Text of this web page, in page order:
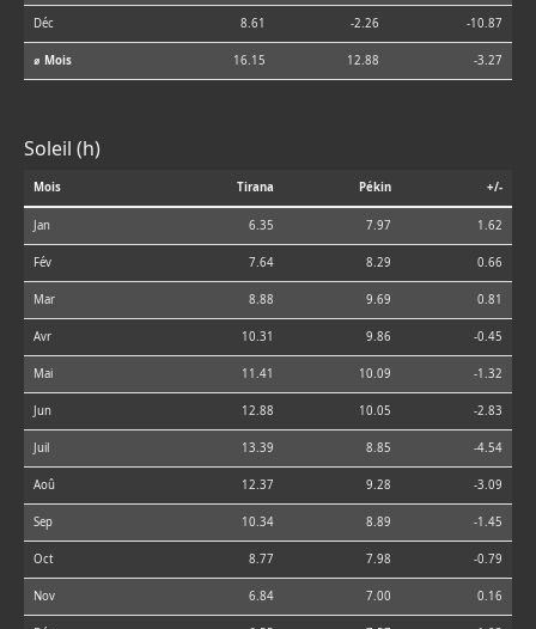
Déc 8.61 -2.26 -10.87
⌀ Mois 16.15 12.88 -3.27
Soleil (h)
Mois Tirana Pékin +/-
Jan 6.35 7.97 1.62
Fév 7.64 8.29 0.66
Mar 8.88 9.69 0.81
Avr 10.31 9.86 -0.45
Mai 11.41 10.09 -1.32
Jun 12.88 10.05 -2.83
Juil 13.39 8.85 -4.54
Aoû 12.37 9.28 -3.09
Sep 10.34 8.89 -1.45
Oct 8.77 7.98 -0.79
Nov 6.84 7.00 0.16